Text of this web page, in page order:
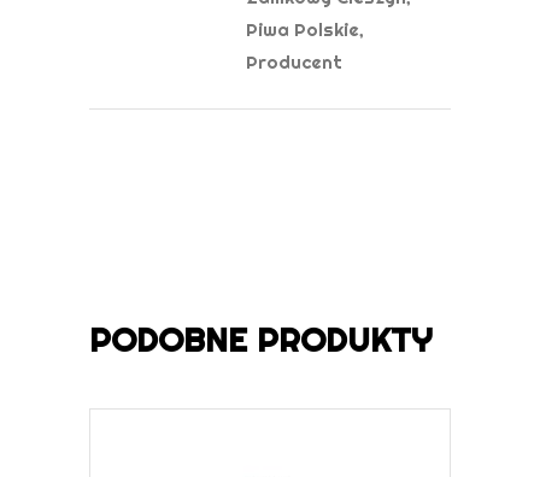
Piwa Polskie,
Producent
PODOBNE PRODUKTY